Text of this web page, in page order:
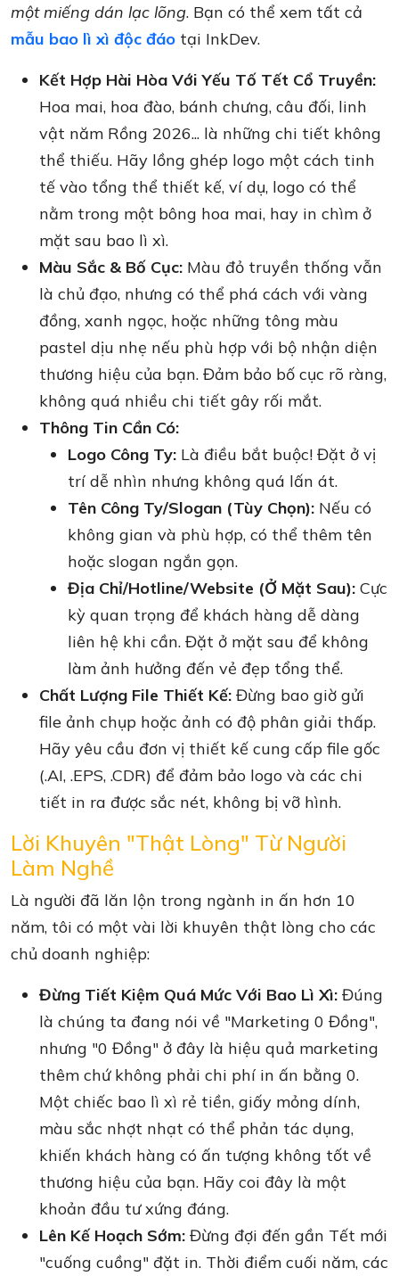
một miếng dán lạc lõng. Bạn có thể xem tất cả
mẫu bao lì xì độc đáo tại InkDev.
Kết Hợp Hài Hòa Với Yếu Tố Tết Cổ Truyền:
Hoa mai, hoa đào, bánh chưng, câu đối, linh
vật năm Rồng 2026... là những chi tiết không
thể thiếu. Hãy lồng ghép logo một cách tinh
tế vào tổng thể thiết kế, ví dụ, logo có thể
nằm trong một bông hoa mai, hay in chìm ở
mặt sau bao lì xì.
Màu Sắc & Bố Cục: Màu đỏ truyền thống vẫn
là chủ đạo, nhưng có thể phá cách với vàng
đồng, xanh ngọc, hoặc những tông màu
pastel dịu nhẹ nếu phù hợp với bộ nhận diện
thương hiệu của bạn. Đảm bảo bố cục rõ ràng,
không quá nhiều chi tiết gây rối mắt.
Thông Tin Cần Có:
Logo Công Ty: Là điều bắt buộc! Đặt ở vị
trí dễ nhìn nhưng không quá lấn át.
Tên Công Ty/Slogan (Tùy Chọn): Nếu có
không gian và phù hợp, có thể thêm tên
hoặc slogan ngắn gọn.
Địa Chỉ/Hotline/Website (Ở Mặt Sau): Cực
kỳ quan trọng để khách hàng dễ dàng
liên hệ khi cần. Đặt ở mặt sau để không
làm ảnh hưởng đến vẻ đẹp tổng thể.
Chất Lượng File Thiết Kế: Đừng bao giờ gửi
file ảnh chụp hoặc ảnh có độ phân giải thấp.
Hãy yêu cầu đơn vị thiết kế cung cấp file gốc
(.AI, .EPS, .CDR) để đảm bảo logo và các chi
tiết in ra được sắc nét, không bị vỡ hình.
Lời Khuyên "Thật Lòng" Từ Người
Làm Nghề
Là người đã lăn lộn trong ngành in ấn hơn 10
năm, tôi có một vài lời khuyên thật lòng cho các
chủ doanh nghiệp:
Đừng Tiết Kiệm Quá Mức Với Bao Lì Xì: Đúng
là chúng ta đang nói về "Marketing 0 Đồng",
nhưng "0 Đồng" ở đây là hiệu quả marketing
thêm chứ không phải chi phí in ấn bằng 0.
Một chiếc bao lì xì rẻ tiền, giấy mỏng dính,
màu sắc nhợt nhạt có thể phản tác dụng,
khiến khách hàng có ấn tượng không tốt về
thương hiệu của bạn. Hãy coi đây là một
khoản đầu tư xứng đáng.
Lên Kế Hoạch Sớm: Đừng đợi đến gần Tết mới
"cuống cuồng" đặt in. Thời điểm cuối năm, các